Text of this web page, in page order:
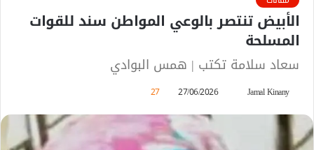
الأبيض تنتصر بالوعي المواطن سند للقوات
المسلحة
سعاد سلامة تكتب | همس البوادي
Jamal Kinany
27/06/2026
27